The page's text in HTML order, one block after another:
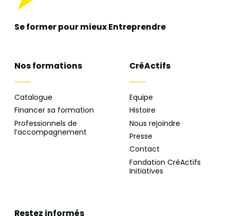
Se former pour mieuxEntreprendre
Nos formations
Catalogue
Financer sa formation
Professionnels de
l’accompagnement
CréActifs
Equipe
Histoire
Nous rejoindre
Presse
Contact
Fondation CréActifs
Initiatives
Restez informés